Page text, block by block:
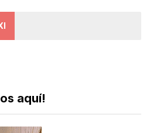
aquí!